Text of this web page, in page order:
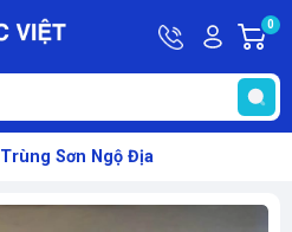
HotlineTài
khoản
Hello,
Khách
0
Trùng Sơn Ngộ Địa